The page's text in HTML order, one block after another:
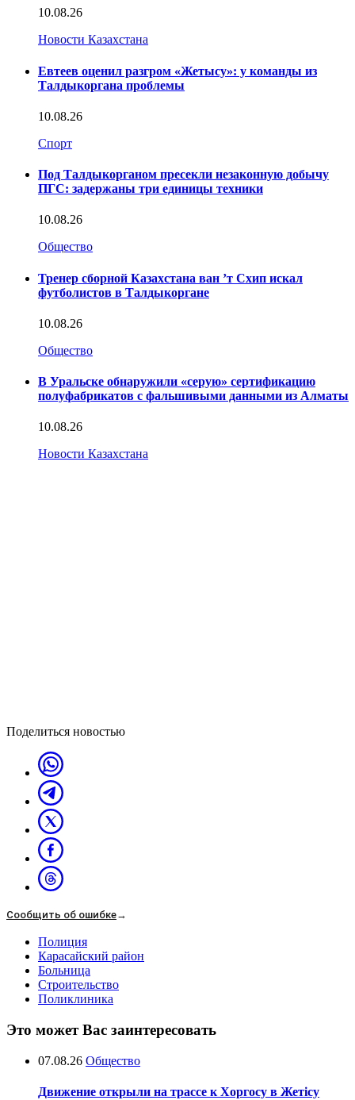
10.08.26
Новости Казахстана
Евтеев оценил разгром «Жетысу»: у команды из
Талдыкоргана проблемы
10.08.26
Спорт
Под Талдыкорганом пресекли незаконную добычу
ПГС: задержаны три единицы техники
10.08.26
Общество
Тренер сборной Казахстана ван ’т Схип искал
футболистов в Талдыкоргане
10.08.26
Общество
В Уральске обнаружили «серую» сертификацию
полуфабрикатов с фальшивыми данными из Алматы
10.08.26
Новости Казахстана
Поделиться новостью
Сообщить об ошибке→
Полиция
Карасайский район
Больница
Строительство
Поликлиника
Это может Вас заинтересовать
07.08.26 Общество
Движение открыли на трассе к Хоргосу в Жетісу